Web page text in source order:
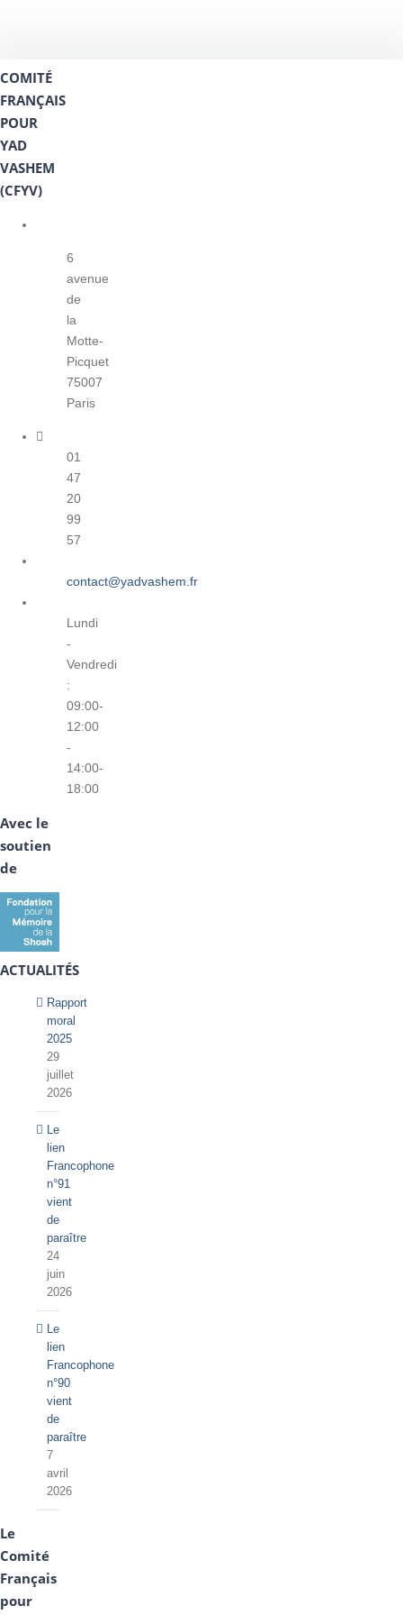
COMITÉ
FRANÇAIS
POUR
YAD
VASHEM
(CFYV)
6
avenue
de
la
Motte-
Picquet
75007
Paris
01
47
20
99
57
contact@yadvashem.fr
Lundi
-
Vendredi
:
09:00-
12:00
-
14:00-
18:00
Avec le
soutien
de
ACTUALITÉS
Rapport
moral
2025
29
juillet
2026
Le
lien
Francophone
n°91
vient
de
paraître
24
juin
2026
Le
lien
Francophone
n°90
vient
de
paraître
7
avril
2026
Le
Comité
Français
pour